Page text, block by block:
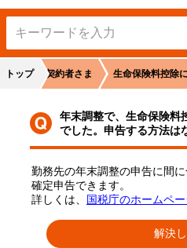
トップ ご契約者さま 生命保険料控除
年末調整で、生命保険料
でした。申告する方法は
勤務先の年末調整の申告に間
確定申告できます。
詳しくは、 国税庁のホームペー
解決